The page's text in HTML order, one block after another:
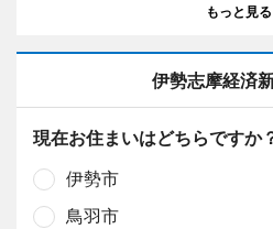
もっと見る
伊勢志摩経済
現在お住まいはどちらですか
伊勢市
鳥羽市